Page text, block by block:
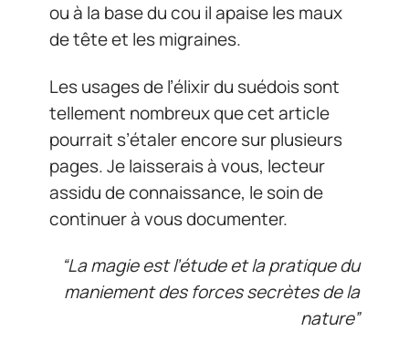
ou à la base du cou il apaise les maux
de tête et les migraines.
Les usages de l’élixir du suédois sont
tellement nombreux que cet article
pourrait s’étaler encore sur plusieurs
pages. Je laisserais à vous, lecteur
assidu de connaissance, le soin de
continuer à vous documenter.
“La magie est l’étude et la pratique du
maniement des forces secrètes de la
nature”